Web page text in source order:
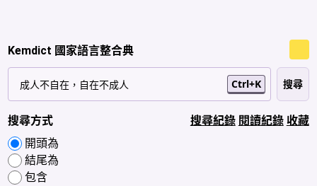
Kemdict 國家語言整合典
Ctrl+K
搜尋方式
開頭為
結尾為
包含
搜尋紀錄 閱讀紀錄 收藏